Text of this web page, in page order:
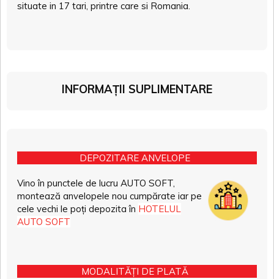
situate in 17 tari, printre care si Romania.
INFORMAȚII SUPLIMENTARE
DEPOZITARE ANVELOPE
Vino în punctele de lucru AUTO SOFT,
montează anvelopele nou cumpărate iar pe
cele vechi le poți depozita în HOTELUL
AUTO SOFT
MODALITĂȚI DE PLATĂ